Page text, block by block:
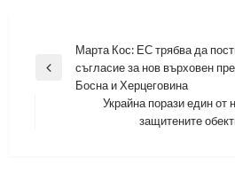
Навигация
Previous
Марта Кос: ЕС трябва да
съгласие за нов върховен
Босна и Херцеговина
Украйна порази един от
защитените